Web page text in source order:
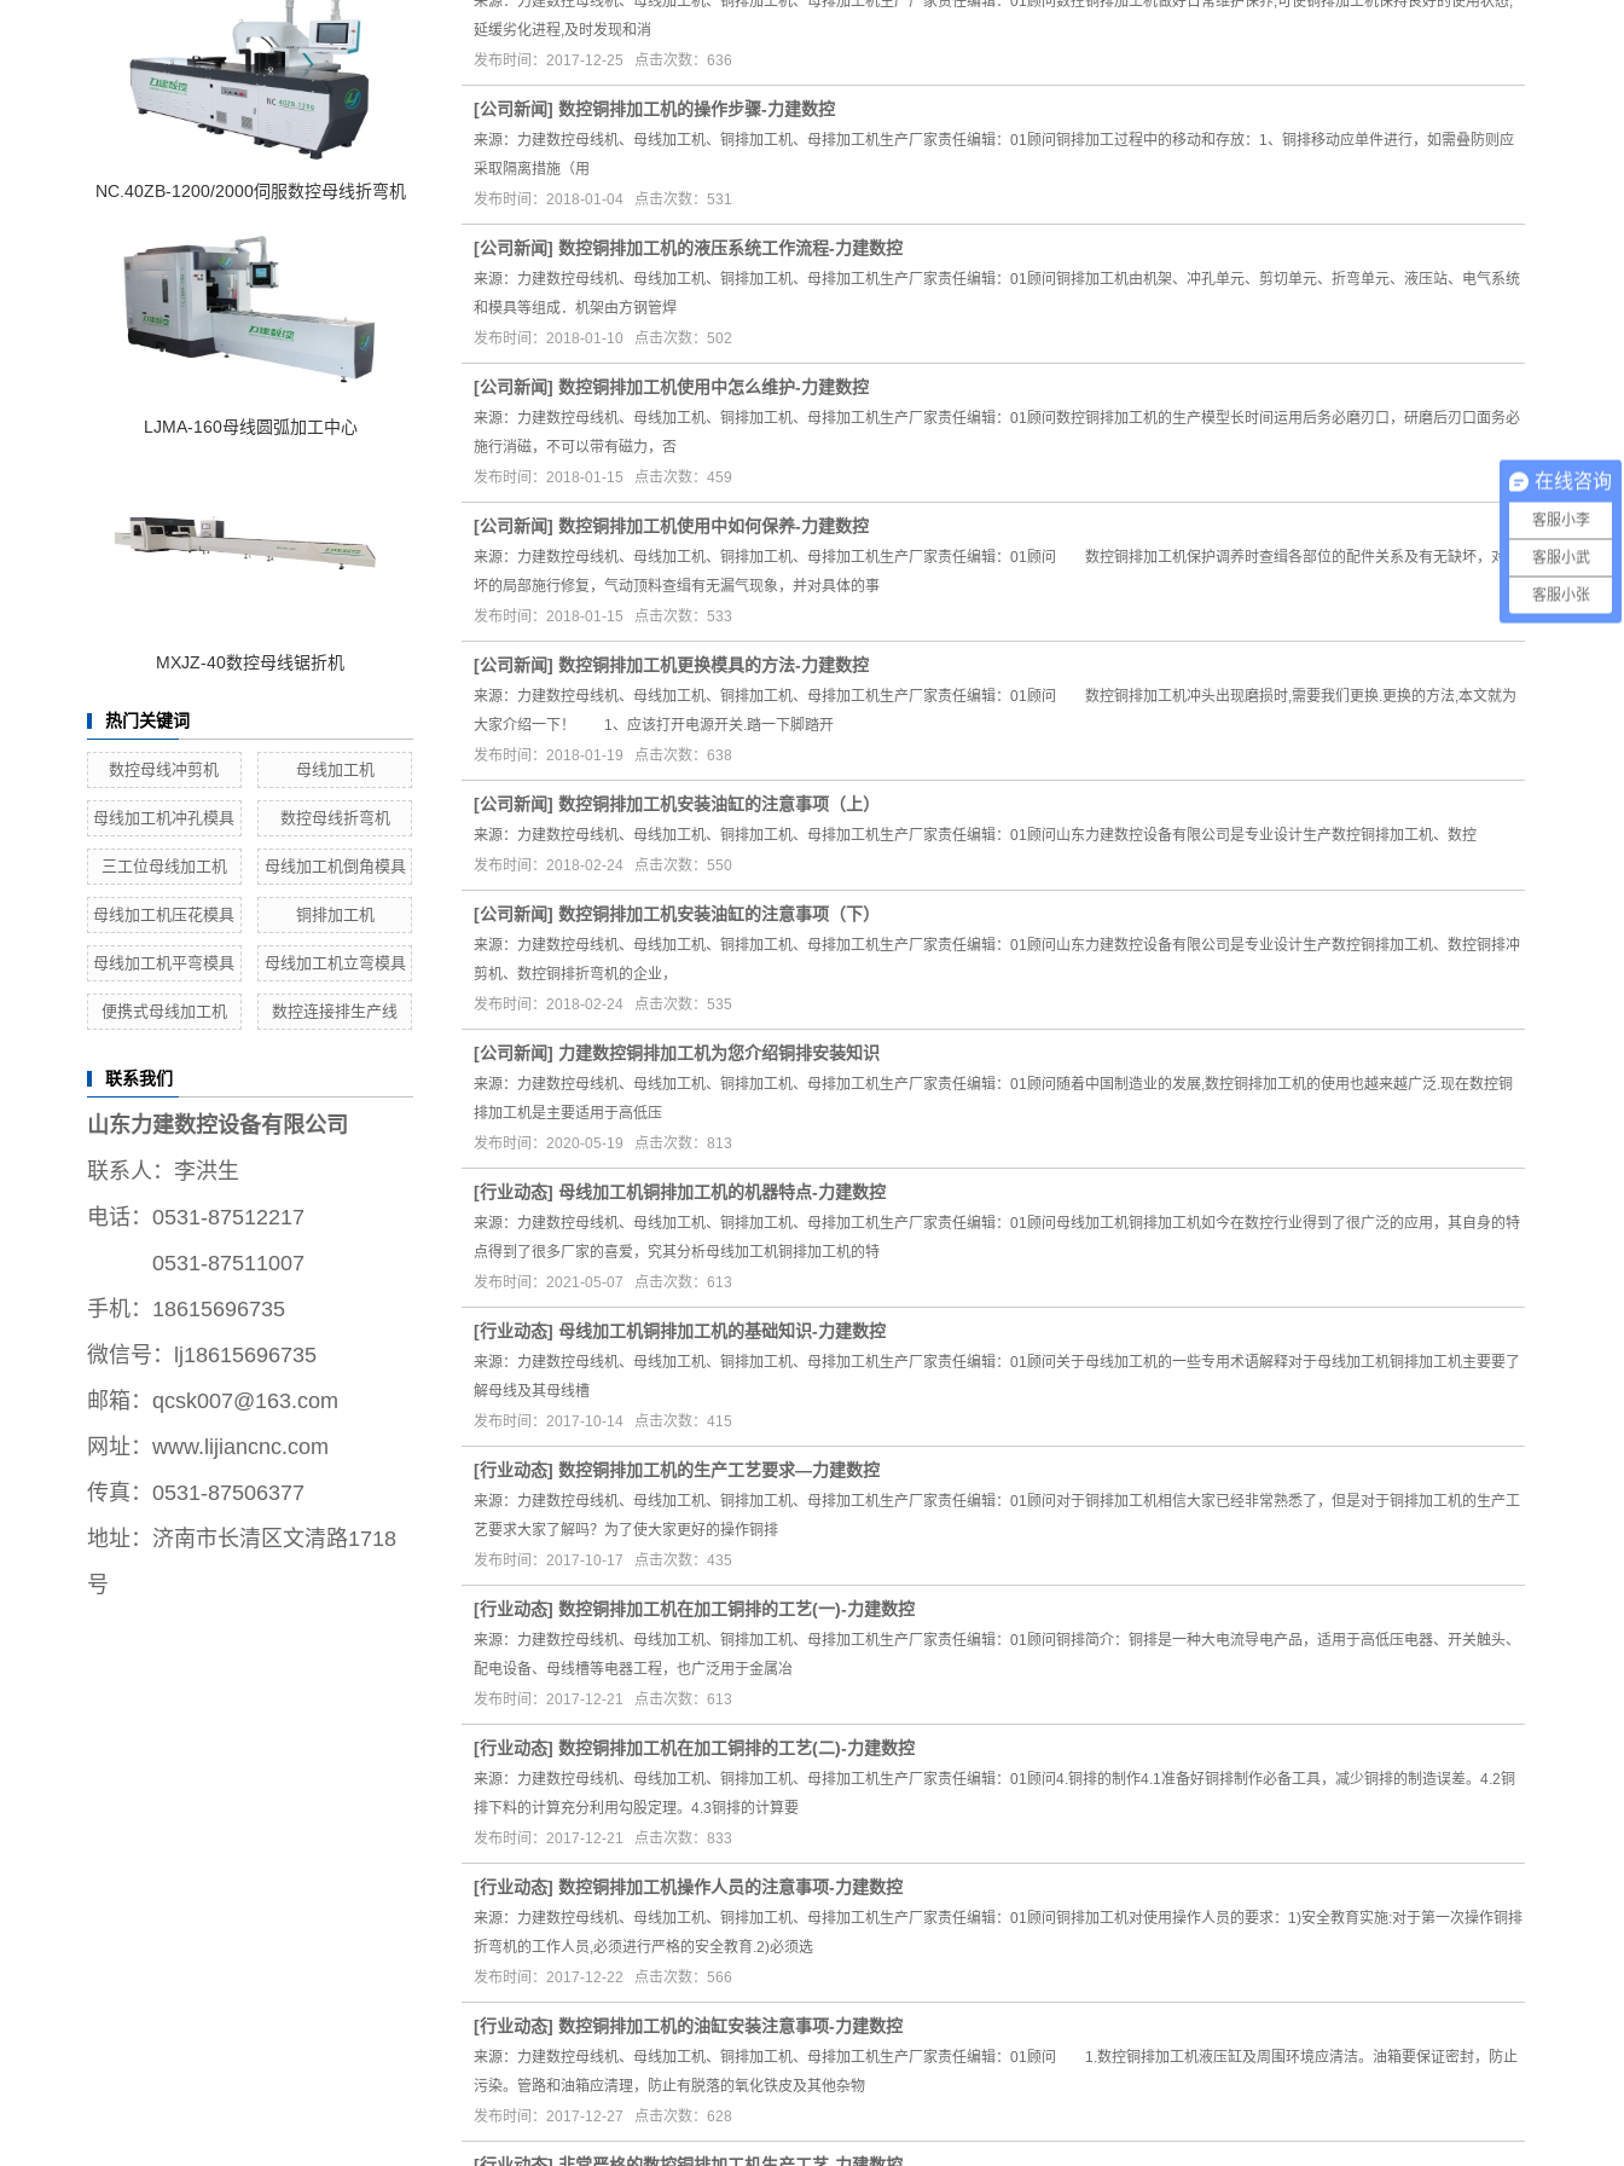
NC.40ZB-1200/2000伺服数控母线折弯机
LJMA-160母线圆弧加工中心
MXJZ-40数控母线锯折机
热门关键词
数控母线冲剪机 母线加工机
母线加工机冲孔模具 数控母线折弯机
三工位母线加工机 母线加工机倒角模具
母线加工机压花模具 铜排加工机
母线加工机平弯模具 母线加工机立弯模具
便携式母线加工机 数控连接排生产线
联系我们
山东力建数控设备有限公司
联系人：李洪生
电话：0531-87512217
0531-87511007
手机：18615696735
微信号：lj18615696735
邮箱：qcsk007@163.com
网址：www.lijiancnc.com
传真：0531-87506377
地址：济南市长清区文清路1718
号
延缓劣化进程,及时发现和消
发布时间：2017-12-25 点击次数：636
[公司新闻] 数控铜排加工机的操作步骤-力建数控
来源：力建数控母线机、母线加工机、铜排加工机、母排加工机生产厂家责任编辑：01顾问铜排加工过程中的移动和存放：1、铜排移动应单件进行，如需叠防则应
采取隔离措施（用
发布时间：2018-01-04 点击次数：531
[公司新闻] 数控铜排加工机的液压系统工作流程-力建数控
来源：力建数控母线机、母线加工机、铜排加工机、母排加工机生产厂家责任编辑：01顾问铜排加工机由机架、冲孔单元、剪切单元、折弯单元、液压站、电气系统
和模具等组成．机架由方钢管焊
发布时间：2018-01-10 点击次数：502
[公司新闻] 数控铜排加工机使用中怎么维护-力建数控
来源：力建数控母线机、母线加工机、铜排加工机、母排加工机生产厂家责任编辑：01顾问数控铜排加工机的生产模型长时间运用后务必磨刃口，研磨后刃口面务必
施行消磁，不可以带有磁力，否
发布时间：2018-01-15 点击次数：459
[公司新闻] 数控铜排加工机使用中如何保养-力建数控
来源：力建数控母线机、母线加工机、铜排加工机、母排加工机生产厂家责任编辑：01顾问 数控铜排加工机保护调养时查缉各部位的配件关系及有无缺坏，对毁
坏的局部施行修复，气动顶料查缉有无漏气现象，并对具体的事
发布时间：2018-01-15 点击次数：533
[公司新闻] 数控铜排加工机更换模具的方法-力建数控
来源：力建数控母线机、母线加工机、铜排加工机、母排加工机生产厂家责任编辑：01顾问 数控铜排加工机冲头出现磨损时,需要我们更换.更换的方法,本文就为
大家介绍一下！ 1、应该打开电源开关.踏一下脚踏开
发布时间：2018-01-19 点击次数：638
[公司新闻] 数控铜排加工机安装油缸的注意事项（上）
来源：力建数控母线机、母线加工机、铜排加工机、母排加工机生产厂家责任编辑：01顾问山东力建数控设备有限公司是专业设计生产数控铜排加工机、数控
发布时间：2018-02-24 点击次数：550
[公司新闻] 数控铜排加工机安装油缸的注意事项（下）
来源：力建数控母线机、母线加工机、铜排加工机、母排加工机生产厂家责任编辑：01顾问山东力建数控设备有限公司是专业设计生产数控铜排加工机、数控铜排冲
剪机、数控铜排折弯机的企业，
发布时间：2018-02-24 点击次数：535
[公司新闻] 力建数控铜排加工机为您介绍铜排安装知识
来源：力建数控母线机、母线加工机、铜排加工机、母排加工机生产厂家责任编辑：01顾问随着中国制造业的发展,数控铜排加工机的使用也越来越广泛.现在数控铜
排加工机是主要适用于高低压
发布时间：2020-05-19 点击次数：813
[行业动态] 母线加工机铜排加工机的机器特点-力建数控
来源：力建数控母线机、母线加工机、铜排加工机、母排加工机生产厂家责任编辑：01顾问母线加工机铜排加工机如今在数控行业得到了很广泛的应用，其自身的特
点得到了很多厂家的喜爱，究其分析母线加工机铜排加工机的特
发布时间：2021-05-07 点击次数：613
[行业动态] 母线加工机铜排加工机的基础知识-力建数控
来源：力建数控母线机、母线加工机、铜排加工机、母排加工机生产厂家责任编辑：01顾问关于母线加工机的一些专用术语解释对于母线加工机铜排加工机主要要了
解母线及其母线槽
发布时间：2017-10-14 点击次数：415
[行业动态] 数控铜排加工机的生产工艺要求—力建数控
来源：力建数控母线机、母线加工机、铜排加工机、母排加工机生产厂家责任编辑：01顾问对于铜排加工机相信大家已经非常熟悉了，但是对于铜排加工机的生产工
艺要求大家了解吗？为了使大家更好的操作铜排
发布时间：2017-10-17 点击次数：435
[行业动态] 数控铜排加工机在加工铜排的工艺(一)-力建数控
来源：力建数控母线机、母线加工机、铜排加工机、母排加工机生产厂家责任编辑：01顾问铜排简介：铜排是一种大电流导电产品，适用于高低压电器、开关触头、
配电设备、母线槽等电器工程，也广泛用于金属冶
发布时间：2017-12-21 点击次数：613
[行业动态] 数控铜排加工机在加工铜排的工艺(二)-力建数控
来源：力建数控母线机、母线加工机、铜排加工机、母排加工机生产厂家责任编辑：01顾问4.铜排的制作4.1准备好铜排制作必备工具，减少铜排的制造误差。4.2铜
排下料的计算充分利用勾股定理。4.3铜排的计算要
发布时间：2017-12-21 点击次数：833
[行业动态] 数控铜排加工机操作人员的注意事项-力建数控
来源：力建数控母线机、母线加工机、铜排加工机、母排加工机生产厂家责任编辑：01顾问铜排加工机对使用操作人员的要求：1)安全教育实施:对于第一次操作铜排
折弯机的工作人员,必须进行严格的安全教育.2)必须选
发布时间：2017-12-22 点击次数：566
[行业动态] 数控铜排加工机的油缸安装注意事项-力建数控
来源：力建数控母线机、母线加工机、铜排加工机、母排加工机生产厂家责任编辑：01顾问 1.数控铜排加工机液压缸及周围环境应清洁。油箱要保证密封，防止
污染。管路和油箱应清理，防止有脱落的氧化铁皮及其他杂物
发布时间：2017-12-27 点击次数：628
在线咨询
客服小李
客服小武
客服小张